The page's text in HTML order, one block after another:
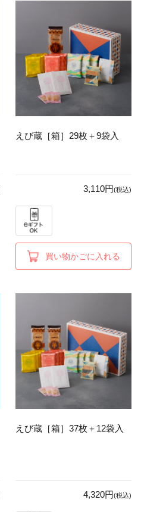
えび蔵［箱］29枚＋9袋入
3,110円(税込)
買い物かごに入れる
えび蔵［箱］37枚＋12袋入
4,320円(税込)